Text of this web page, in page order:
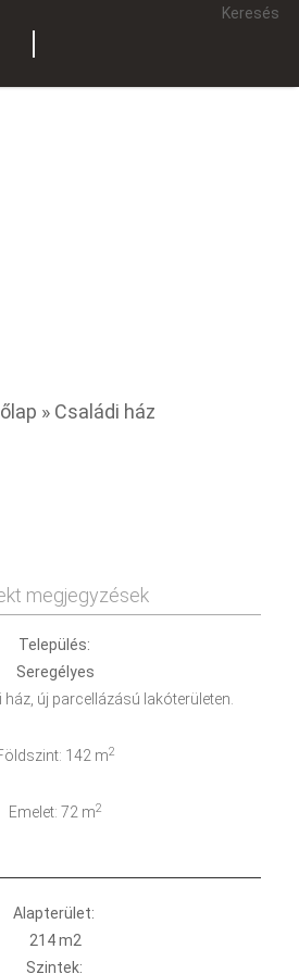
Keresés
» Családi ház
megjegyzések
Település:
Seregélyes
új parcellázású lakóterületen.
142 m2
Emelet: 72 m2
Alapterület:
214 m2
Szintek: